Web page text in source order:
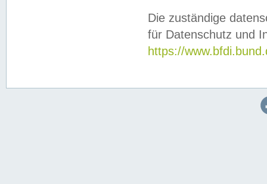
Die zuständige
für Datenschutz und
https://